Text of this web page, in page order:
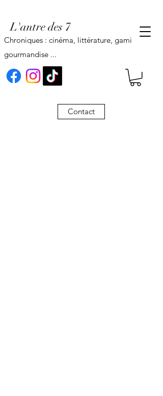
L'antre des 7
Contact
Chroniques : cinéma, littérature, gaming,
gourmandise ...